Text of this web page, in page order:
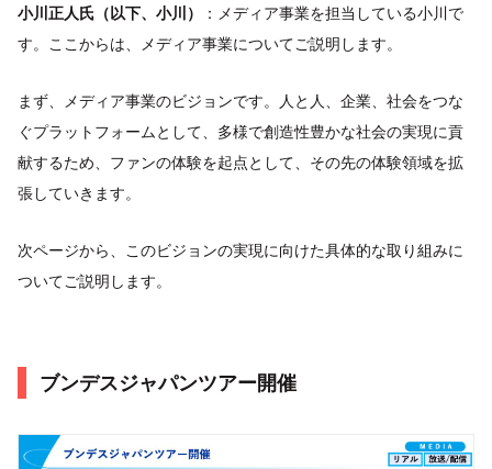
小川正人氏（以下、小川）
：メディア事業を担当している小川で
す。ここからは、メディア事業についてご説明します。
まず、メディア事業のビジョンです。人と人、企業、社会をつな
ぐプラットフォームとして、多様で創造性豊かな社会の実現に貢
献するため、ファンの体験を起点として、その先の体験領域を拡
張していきます。
次ページから、このビジョンの実現に向けた具体的な取り組みに
ついてご説明します。
ブンデスジャパンツアー開催